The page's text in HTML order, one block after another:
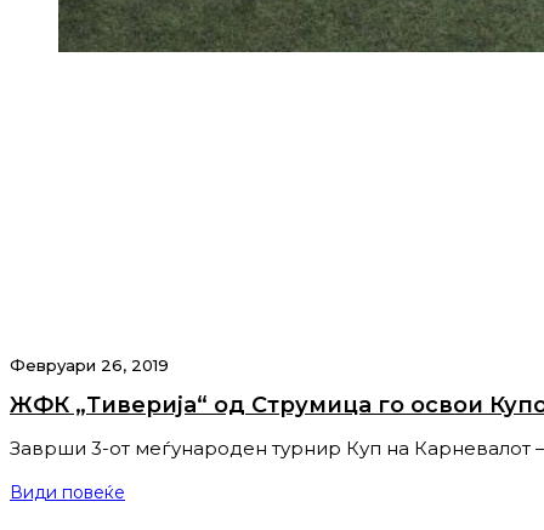
Февруари 26, 2019
ЖФК „Тиверија“ од Струмица го освои
Заврши 3-от меѓународен турнир Куп на Карневалот
Види повеќе